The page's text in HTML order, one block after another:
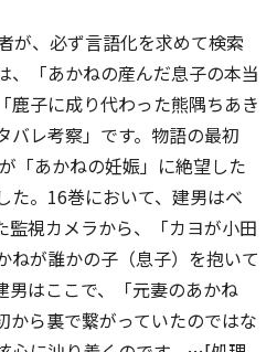
が、必ず言語化を求めて検索
、「あかねの産んだ息子の本当
鹿子に成り代わった熊隅ちあき
バレ考察」です。物語の最初
「あかねの妊娠」に絶望した
た。16巻において、建男はベ
監視カメラから、「カヨが小田
ねが誰かの子（息子）を抱いて
男はここで、「元妻のあかね
から裏で繋がっていたのではな